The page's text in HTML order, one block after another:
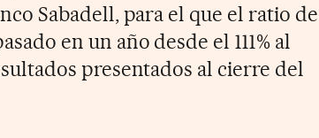
Sabadell, para el que el ratio de
en un año desde el 111% al
presentados al cierre del